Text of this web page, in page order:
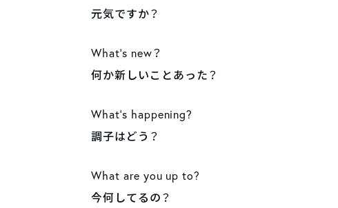
元気ですか？
What’s new？
何か新しいことあった？
What’s happening?
調子はどう？
What are you up to?
今何してるの？